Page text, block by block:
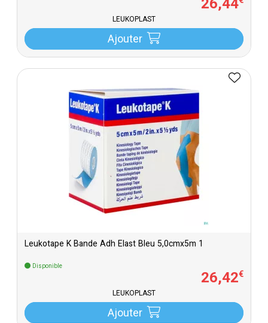
26,44
LEUKOPLAST
Ajouter
Leukotape K Bande Adh Elast Bleu 5,0cmx5m 1
Disponible
26,42€
LEUKOPLAST
Ajouter